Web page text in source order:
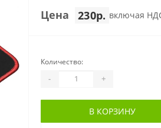
Цена 230р. включая
Количество:
- +
В КОРЗИНУ